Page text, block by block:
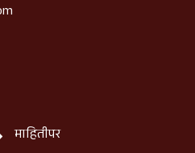
माहितीपर